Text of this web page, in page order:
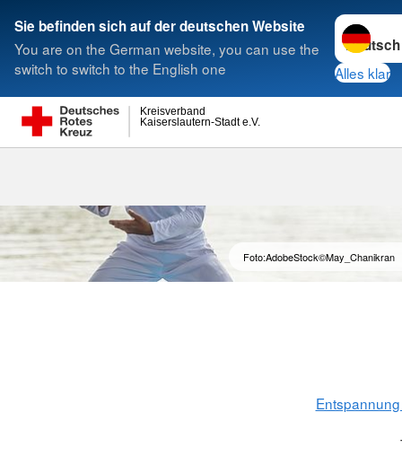
Sie befinden sich auf der deutschen Website
You are on the German website, you can use the
switch to switch to the English one
Sprache
Alles klar
Kaiserslautern-Stadt e.V.
Kreisverband
Suche
Foto:AdobeStock©May_Chanikran